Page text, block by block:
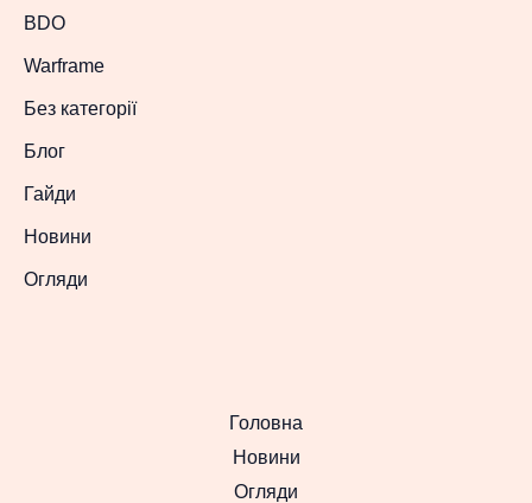
BDO
Warframe
Без категорії
Блог
Гайди
Новини
Огляди
Головна
Новини
Огляди